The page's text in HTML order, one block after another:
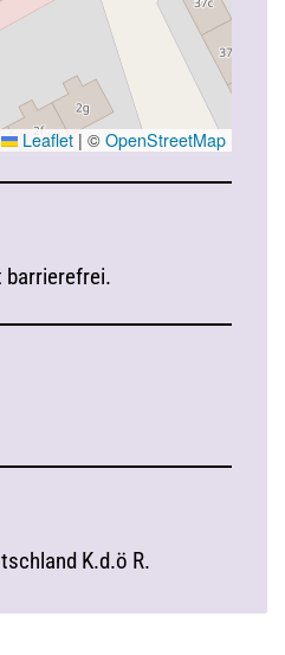
Leaflet | © OpenStreetMap
barrierefrei.
K.d.ö R.